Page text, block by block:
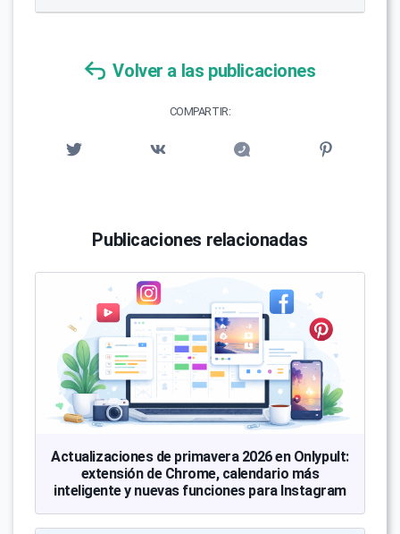
Volver a las publicaciones
COMPARTIR:
Publicaciones relacionadas
Actualizaciones de primavera 2026 en Onlypult:
extensión de Chrome, calendario más
inteligente y nuevas funciones para Instagram